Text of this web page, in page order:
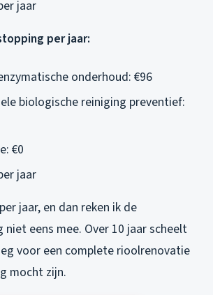
jaar
per jaar:
onderhoud: €96
biologische reiniging preventief:
€0
jaar
jaar, en dan reken ik de
eens mee. Over 10 jaar scheelt
voor een complete rioolrenovatie
mocht zijn.